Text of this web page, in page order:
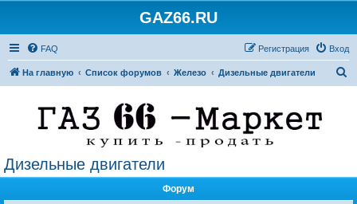
GAZ66.RU
FAQ Вход
Регистрация
На главную Список форумов Железо Дизельные двигатели
Дизельные двигатели
Форум